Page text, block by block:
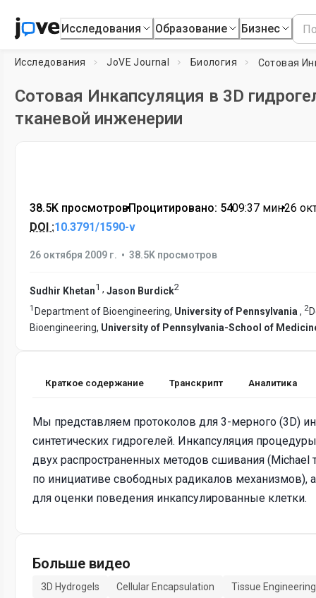
Исследования Образование Бизнес
Исследования JoVE Journal Биология
Сотовая Инкапсуляция в 3D
тканевой инженерии
38.5K просмотров•Процитировано: 54•09:37 мин•26
DOI :10.3791/1590-v
26 октября 2009 г. • 38.5K просмотров
Sudhir Khetan1 , Jason Burdick2
1 Department of Bioengineering, University of Pennsylvania, 2
Bioengineering, University of Pennsylvania-School of
Краткое содержание Транскрипт Аналитика
Мы представляем протоколов для 3-мерного (3D)
синтетических гидрогелей. Инкапсуляция
двух распространенных методов сшивания (Michael
по инициативе свободных радикалов механизмов),
для оценки поведения инкапсулированные клетки.
Больше видео
3D Hydrogels Cellular Encapsulation
Tissue Engineering